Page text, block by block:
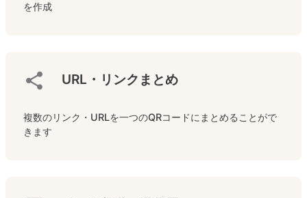
を作成
URL・リンクまとめ
複数のリンク・URLを一つのQRコードにまとめることがで
きます